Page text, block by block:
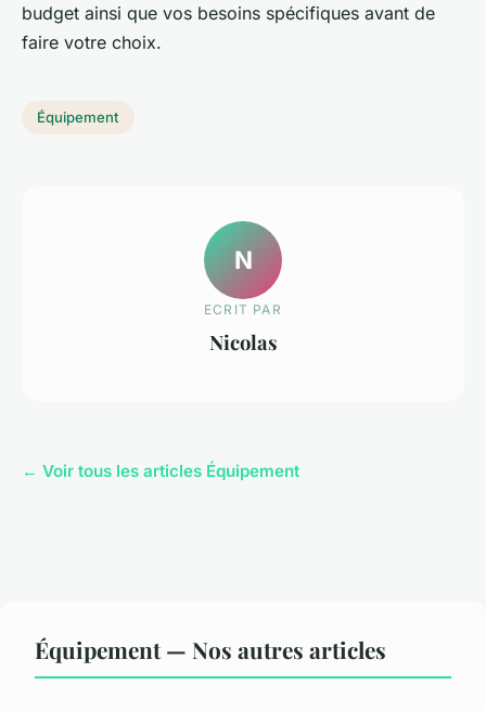
budget ainsi que vos besoins spécifiques avant de
faire votre choix.
Équipement
N
ECRIT PAR
Nicolas
← Voir tous les articles Équipement
Équipement — Nos autres articles